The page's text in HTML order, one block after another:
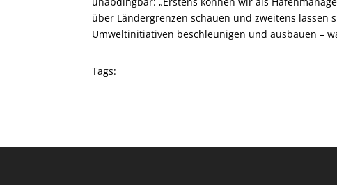
über Ländergrenzen schauen und zweitens
Umweltinitiativen beschleunigen und ausbauen –
Tags: